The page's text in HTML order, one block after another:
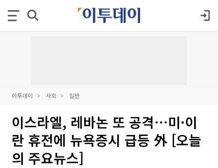
이투데이 사회 일반
이스라엘, 레바논 또 공격⋯미·이
란 휴전에 뉴욕증시 급등 外 [오늘
의 주요뉴스]